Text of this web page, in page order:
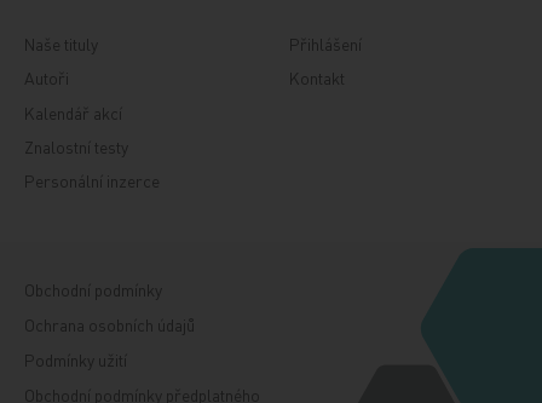
Naše tituly
Autoři
Kalendář akcí
Znalostní testy
Personální inzerce
Přihlášení
Kontakt
Obchodní podmínky
Ochrana osobních údajů
Podmínky užití
Obchodní podmínky předplatného